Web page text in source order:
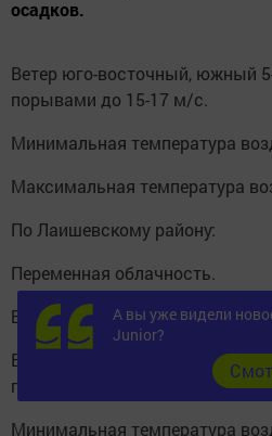
осадков.
Ветер юго-восточный, южный
порывами до 15-17 м/с.
Минимальная температура
Максимальная температура
По Лаишевскому району:
Переменная облачность.
Без существенных осадков.
Ветер юго-восточный, южный
порывами до 15-17 м/с.
Минимальная температура
А вы уже видели
Junior?